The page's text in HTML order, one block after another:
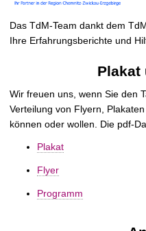
Das TdM-Team dankt dem
Ihre Erfahrungsberichte und
Plakat
Wir freuen uns, wenn Sie den
Verteilung von Flyern,
können oder wollen. Die pdf-
Plakat
Flyer
Programm